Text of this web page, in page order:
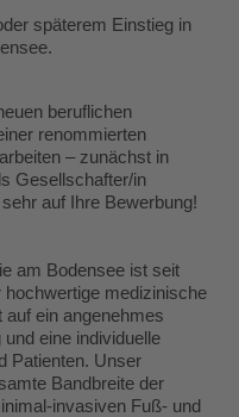
späterem Einstieg in
beruflichen
renommierten
– zunächst in
Gesellschafter/in
auf Ihre Bewerbung!
am Bodensee ist seit
medizinische
ein angenehmes
eine individuelle
Patienten. Unser
Bandbreite der
invasiven Fuß- und